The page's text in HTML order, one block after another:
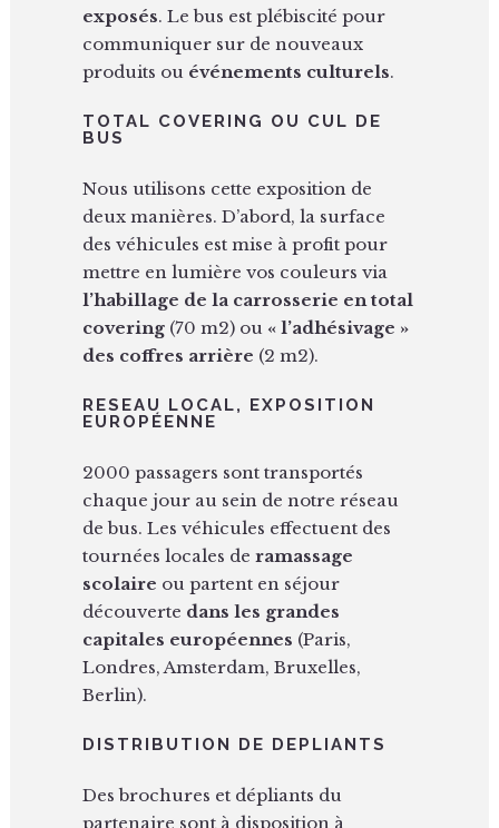
exposés. Le bus est plébiscité pour
communiquer sur de nouveaux
produits ou événements culturels.
TOTAL COVERING OU CUL DE
BUS
Nous utilisons cette exposition de
deux manières. D’abord, la surface
des véhicules est mise à profit pour
mettre en lumière vos couleurs via
l’habillage de la carrosserie en total
covering (70 m2) ou « l’adhésivage »
des coffres arrière (2 m2).
RESEAU LOCAL, EXPOSITION
EUROPÉENNE
2000 passagers sont transportés
chaque jour au sein de notre réseau
de bus. Les véhicules effectuent des
tournées locales de ramassage
scolaire ou partent en séjour
découverte dans les grandes
capitales européennes (Paris,
Londres, Amsterdam, Bruxelles,
Berlin).
DISTRIBUTION DE DEPLIANTS
Des brochures et dépliants du
partenaire sont à disposition à